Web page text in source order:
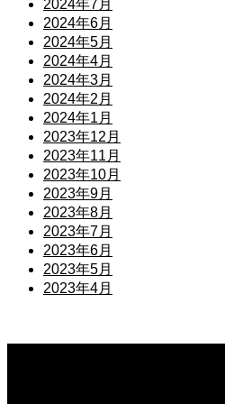
2024年7月
2024年6月
2024年5月
2024年4月
2024年3月
2024年2月
2024年1月
2023年12月
2023年11月
2023年10月
2023年9月
2023年8月
2023年7月
2023年6月
2023年5月
2023年4月